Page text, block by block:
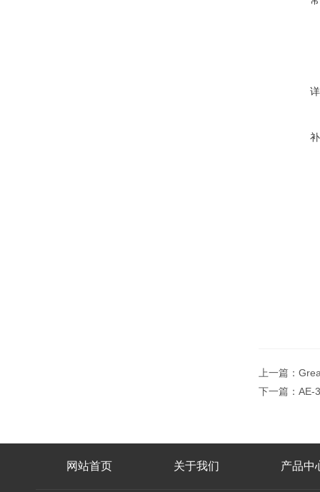
上一篇：
下一篇： AE-
网站首页 关于我们 产品中